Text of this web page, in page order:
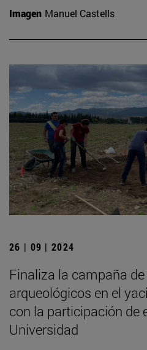
Imagen Manuel Castells
26 | 09 | 2024
Finaliza la campaña
arqueológicos en el
con la participación de
Universidad